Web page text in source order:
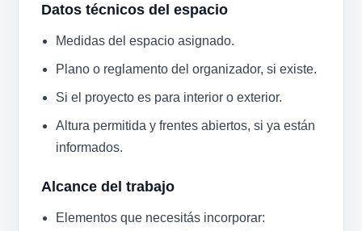
Datos técnicos del espacio
Medidas del espacio asignado.
Plano o reglamento del organizador, si existe.
Si el proyecto es para interior o exterior.
Altura permitida y frentes abiertos, si ya están
informados.
Alcance del trabajo
Elementos que necesitás incorporar: